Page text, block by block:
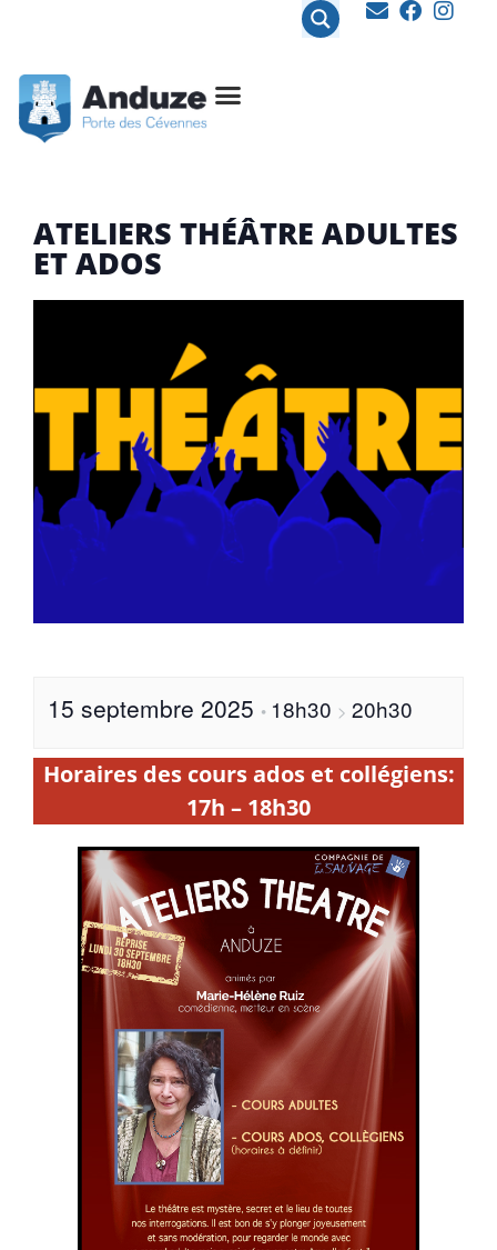
ATELIERS THÉÂTRE ADULTES
ET ADOS
15 septembre 2025 • 18h30 > 20h30
Horaires des cours ados et collégiens:
17h – 18h30